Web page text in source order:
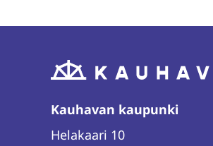
Kauhavan kaupunki
Helakaari 10